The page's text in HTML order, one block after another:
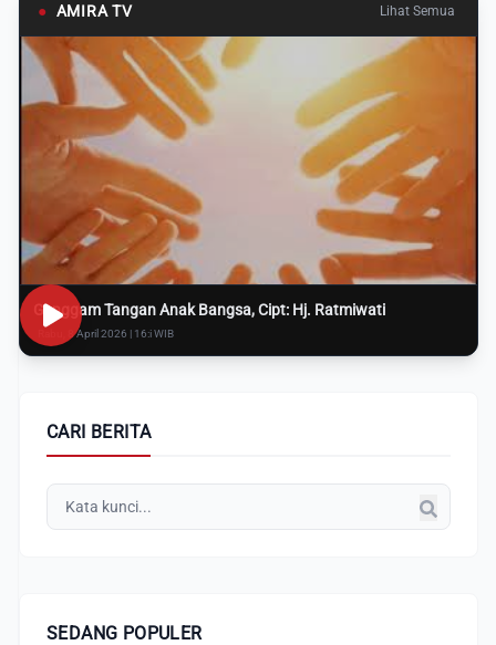
● AMIRA TV Lihat Semua
Genggam Tangan Anak Bangsa, Cipt: Hj. Ratmiwati
Rabu, 8 April 2026 | 16:i WIB
CARI BERITA
SEDANG POPULER